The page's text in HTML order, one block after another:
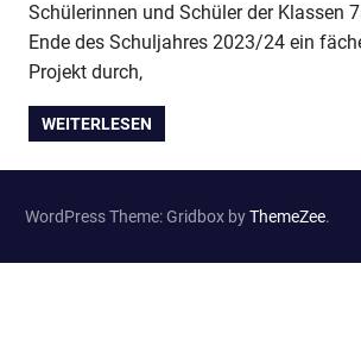
Schülerinnen und Schüler der Klassen
Ende des Schuljahres 2023/24 ein
Projekt durch,
WEITERLESEN
WordPress Theme: Gridbox byThemeZee.